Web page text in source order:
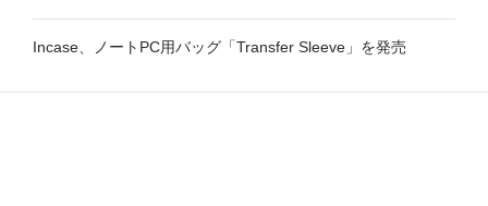
Incase、ノートPC用バッグ「Transfer Sleeve」を発売